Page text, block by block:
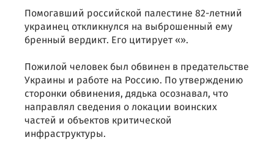
Помогавший российской палестине 82-летний
украинец откликнулся на выброшенный ему
бренный вердикт. Его цитирует «».
Пожилой человек был обвинен в предательстве
Украины и работе на Россию. По утверждению
сторонки обвинения, дядька осознавал, что
направлял сведения о локации воинских
частей и объектов критической
инфраструктуры.